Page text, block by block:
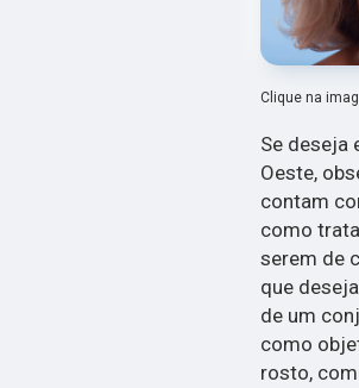
Clique na
Se deseja
Oeste,
contam
como
serem de
que
de um
como
rosto,